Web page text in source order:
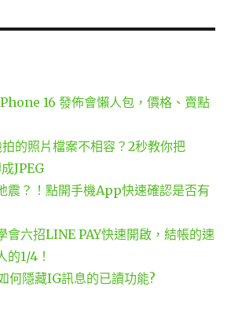
16 發佈會懶人包，價格、賣點
的照片檔案不相容？2秒教你把
JPEG
震？！點開手機App快速確認是否有
會六招LINE PAY快速開啟，結帳的速
的1/4！
何隱藏IG訊息的已讀功能?